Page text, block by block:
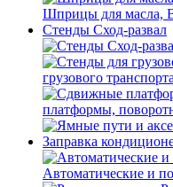
Шприцы для масла,
Стенды Сход-развал
грузового транспорта
платформы,
Заправка
Автоматические и